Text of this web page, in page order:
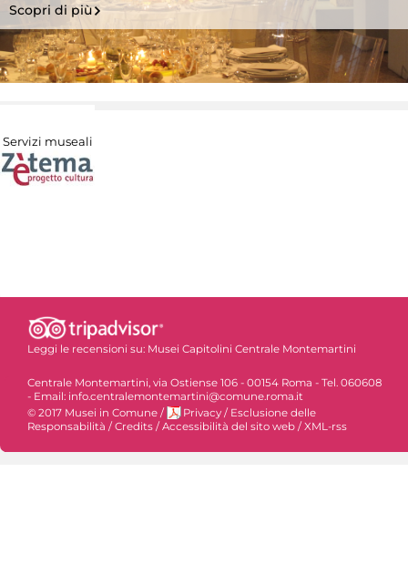
Scopri di più
Servizi museali
Leggi le recensioni su: Musei Capitolini Centrale Montemartini
Centrale Montemartini, via Ostiense 106 - 00154 Roma - Tel. 060608
- Email: info.centralemontemartini@comune.roma.it
© 2017 Musei in Comune / Privacy / Esclusione delle
Responsabilità / Credits / Accessibilità del sito web / XML-rss